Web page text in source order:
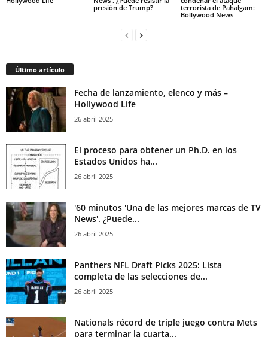
presión de Trump?
terrorista de Pahalgam:
Bollywood News
Último artículo
Fecha de lanzamiento, elenco y más –
Hollywood Life
26 abril 2025
El proceso para obtener un Ph.D. en los
Estados Unidos ha...
26 abril 2025
'60 minutos 'Una de las mejores marcas de TV
News'. ¿Puede...
26 abril 2025
Panthers NFL Draft Picks 2025: Lista
completa de las selecciones de...
26 abril 2025
Nationals récord de triple juego contra Mets
para terminar la cuarta...